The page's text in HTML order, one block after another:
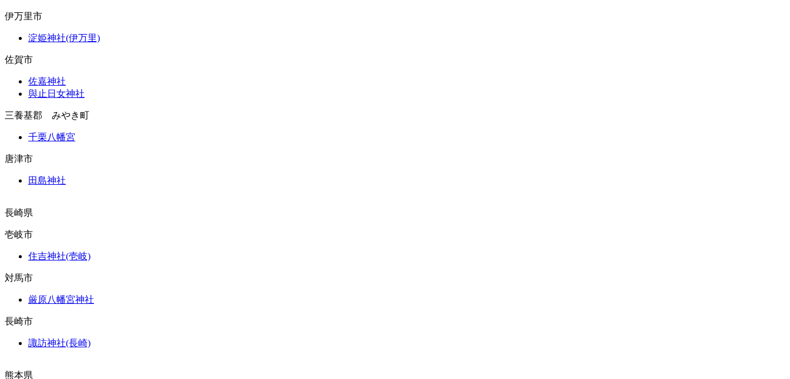
伊万里市
淀姫神社(伊万里)
佐賀市
佐嘉神社
與止日女神社
三養基郡 みやき町
千栗八幡宮
唐津市
田島神社
長崎県
壱岐市
住吉神社(壱岐)
対馬市
厳原八幡宮神社
長崎市
諏訪神社(長崎)
熊本県